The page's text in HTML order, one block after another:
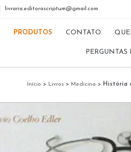
livraria.editorascriptum@gmail.com
PRODUTOS CONTATO
PERGUNTAS
Início > Livros > Medicina > História